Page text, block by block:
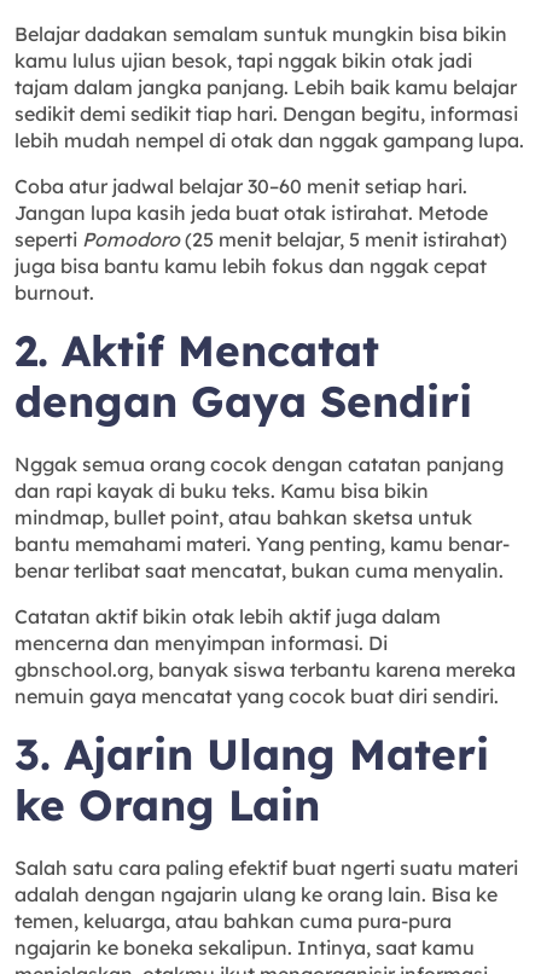
Belajar dadakan semalam suntuk mungkin bisa bikin
kamu lulus ujian besok, tapi nggak bikin otak jadi
tajam dalam jangka panjang. Lebih baik kamu belajar
sedikit demi sedikit tiap hari. Dengan begitu, informasi
lebih mudah nempel di otak dan nggak gampang lupa.
Coba atur jadwal belajar 30–60 menit setiap hari.
Jangan lupa kasih jeda buat otak istirahat. Metode
seperti Pomodoro(25 menit belajar, 5 menit istirahat)
juga bisa bantu kamu lebih fokus dan nggak cepat
burnout.
2. Aktif Mencatat
dengan Gaya Sendiri
Nggak semua orang cocok dengan catatan panjang
dan rapi kayak di buku teks. Kamu bisa bikin
mindmap, bullet point, atau bahkan sketsa untuk
bantu memahami materi. Yang penting, kamu benar-
benar terlibat saat mencatat, bukan cuma menyalin.
Catatan aktif bikin otak lebih aktif juga dalam
mencerna dan menyimpan informasi. Di
gbnschool.org, banyak siswa terbantu karena mereka
nemuin gaya mencatat yang cocok buat diri sendiri.
3. Ajarin Ulang Materi
ke Orang Lain
Salah satu cara paling efektif buat ngerti suatu materi
adalah dengan ngajarin ulang ke orang lain. Bisa ke
temen, keluarga, atau bahkan cuma pura-pura
ngajarin ke boneka sekalipun. Intinya, saat kamu